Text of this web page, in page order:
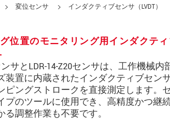
変位センサ インダクティブセンサ（LVDT）
位置のモニタリング用インダクテ
ンサとLDR-14-Z20センサは、工作機械
装置に内蔵されたインダクティブセン
ピングストロークを直接測定します。
プのツールに使用でき、高精度かつ継
る調整作業も不要です。
*
アドレ
ージ *